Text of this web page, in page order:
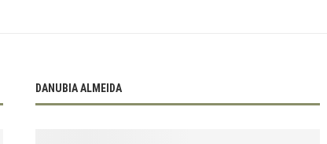
DANUBIA ALMEIDA